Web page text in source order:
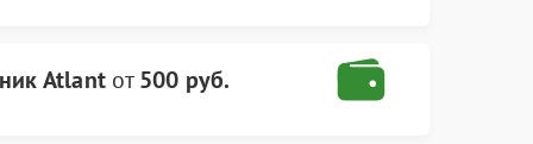
Atlantот500 руб.